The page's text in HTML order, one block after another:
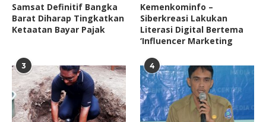
Samsat Definitif Bangka
Barat Diharap Tingkatkan
Ketaatan Bayar Pajak
Kemenkominfo –
Siberkreasi Lakukan
Literasi Digital Bertema
‘Influencer Marketing
3 4